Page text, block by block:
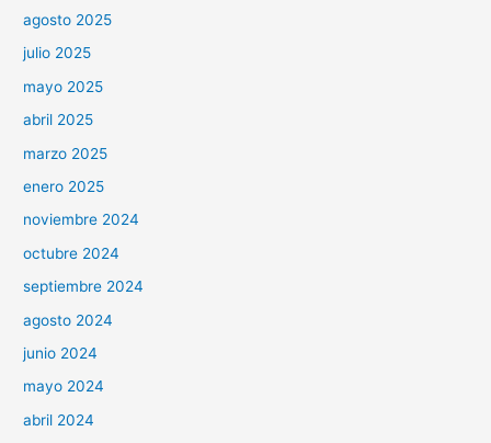
agosto 2025
julio 2025
mayo 2025
abril 2025
marzo 2025
enero 2025
noviembre 2024
octubre 2024
septiembre 2024
agosto 2024
junio 2024
mayo 2024
abril 2024